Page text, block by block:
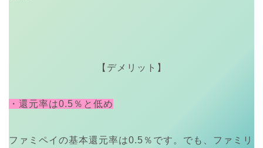
【デメリット】
・還元率は0.5％と低め
ファミペイの基本還元率は0.5％です。でも、ファミリ